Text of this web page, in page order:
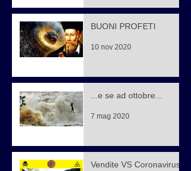
BUONI PROFETI
10 nov 2020
...e se ad ottobre...
7 mag 2020
Vendite VS Coronavirus,